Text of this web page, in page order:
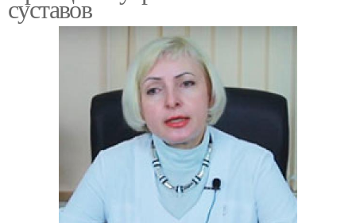
суставов